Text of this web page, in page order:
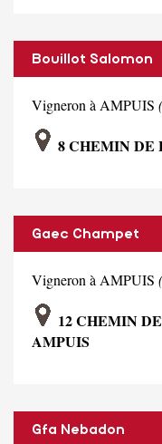
Bouillot Salomon
Vigneron à AMPUIS
8 CHEMIN DE
Gaec Champet
Vigneron à AMPUIS
12 CHEMIN
AMPUIS
Gfa Nebadon